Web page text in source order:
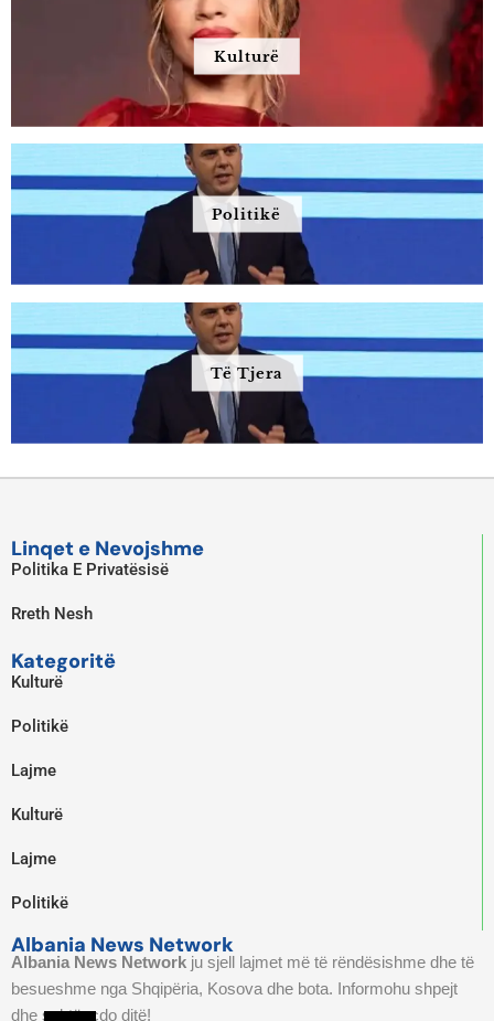
Kulturë
Politikë
Të Tjera
Linqet e Nevojshme
Politika E Privatësisë
Rreth Nesh
Kategoritë
Kulturë
Politikë
Lajme
Kulturë
Lajme
Politikë
Albania News Network
Albania News Network ju sjell lajmet më të rëndësishme dhe të
besueshme nga Shqipëria, Kosova dhe bota. Informohu shpejt
dhe saktë, çdo ditë!